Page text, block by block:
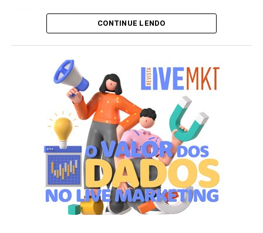
personagem surpresa apenas no momento da abertura
criação de experiências afetivas para diferentes
gerações. Com o Copo Surpresa, queremos trazer um
novo momento de interação com a marca, adicionando
um elemento de surpresa que torna cada visita ao Bob’s
ainda mais divertida”, aponta Renata Brigatti Lange,
diretora de marketing do Bob’s.
A campanha possui abrangência nacional e estará
disponível por tempo limitado em todos os restaurantes
da rede até 31 de agosto de 2026, ou enquanto durarem
os estoques nas unidades.
CONTINUE LENDO